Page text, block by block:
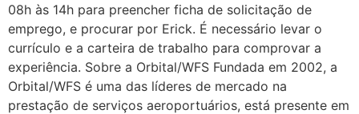
08h às 14h para preencher ficha de solicitação de
emprego, e procurar por Erick. É necessário levar o
currículo e a carteira de trabalho para comprovar a
experiência. Sobre a Orbital/WFS Fundada em 2002, a
Orbital/WFS é uma das líderes de mercado na
prestação de serviços aeroportuários, está presente em